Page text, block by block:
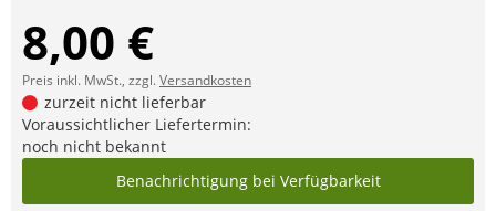
8,00 €
Preis inkl. MwSt., zzgl.Versandkosten
zurzeit nicht lieferbar
Voraussichtlicher Liefertermin:
noch nicht bekannt
Benachrichtigung bei Verfügbarkeit